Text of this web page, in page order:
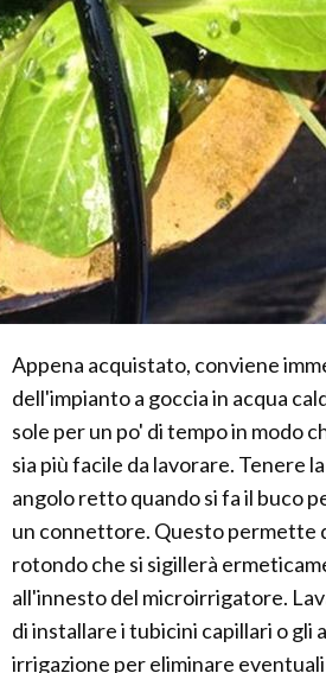
Appena acquistato, conviene
dell'impianto a goccia in acqua
sole per un po' di tempo in modo
sia più facile da lavorare. Tenere
angolo retto quando si fa il buco
un connettore. Questo permette
rotondo che si sigillerà
all'innesto del microirrigatore.
di installare i tubicini capillari o gli
irrigazione per eliminare